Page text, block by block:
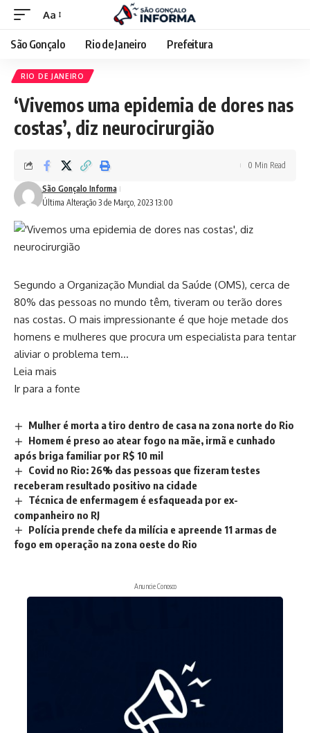
Aa
São Gonçalo Rio de Janeiro Prefeitura
RIO DE JANEIRO
‘Vivemos uma epidemia de dores nas
costas’, diz neurocirurgião
Última Alteração 3 de Março, 2023 13:00
São Gonçalo Informa
0 Min Read
Segundo a Organização Mundial da Saúde (OMS), cerca de
80% das pessoas no mundo têm, tiveram ou terão dores
nas costas. O mais impressionante é que hoje metade dos
homens e mulheres que procura um especialista para tentar
aliviar o problema tem…
Leia mais
Ir para a fonte
Mulher é morta a tiro dentro de casa na zona norte do Rio
Homem é preso ao atear fogo na mãe, irmã e cunhado
após briga familiar por R$ 10 mil
Covid no Rio: 26% das pessoas que fizeram testes
receberam resultado positivo na cidade
Técnica de enfermagem é esfaqueada por ex-
companheiro no RJ
Polícia prende chefe da milícia e apreende 11 armas de
fogo em operação na zona oeste do Rio
Anuncie Conosco